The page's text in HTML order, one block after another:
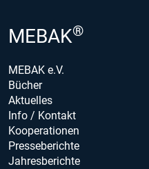
MEBAK®
MEBAK e.V.
Bücher
Aktuelles
Info / Kontakt
Kooperationen
Presseberichte
Jahresberichte